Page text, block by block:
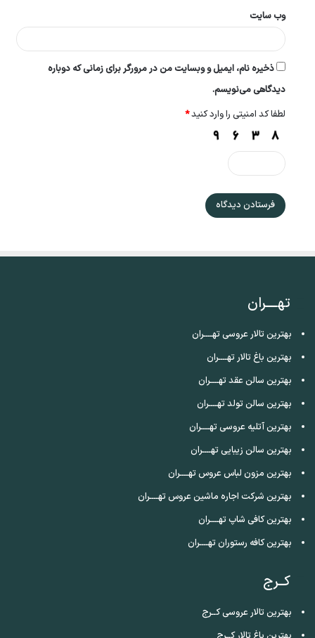
وب‌ سایت
ذخیره نام، ایمیل و وبسایت من در مرورگر برای زمانی که دوباره
دیدگاهی می‌نویسم.
لطفا کد امنیتی را وارد کنید*
تهــــران
بهترین تالار عروسی تهــــران
بهترین باغ تالار تهــــران
بهترین سالن عقد تهــــران
بهترین سالن تولد تهــــران
بهترین آتلیه عروسی تهــــران
بهترین سالن زیبایی تهــــران
بهترین مزون لباس عروس تهــــران
بهترین شرکت اجاره ماشین عروس تهــــران
بهترین کافی شاپ تهــــران
بهترین کافه رستوران تهــــران
کــرج
بهترین تالار عروسی کــرج